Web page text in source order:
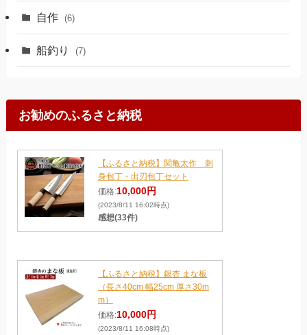
自作 (6)
船釣り (7)
お勧めのふるさと納税
【ふるさと納税】関亀太作 刺
身包丁・出刃包丁セット
価格:10,000円
(2023/8/11 16:02時点)
感想(33件)
【ふるさと納税】銀杏 まな板
（長さ40cm 幅25cm 厚さ30m
m）
価格:10,000円
(2023/8/11 16:08時点)